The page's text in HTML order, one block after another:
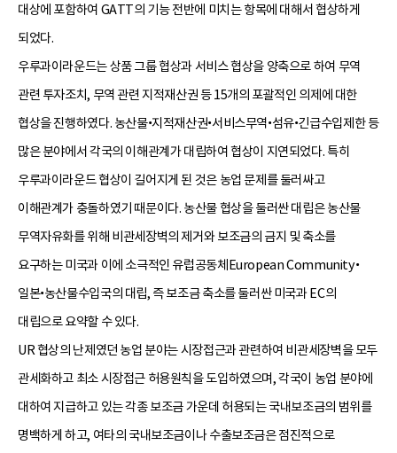
대상에 포함하여 GATT의 기능 전반에 미치는 항목에 대해서 협상하게
되었다.
우루과이라운드는 상품 그룹 협상과 서비스 협상을 양축으로 하여 무역
관련 투자조치, 무역 관련 지적재산권 등 15개의 포괄적인 의제에 대한
협상을 진행하였다. 농산물•지적재산권•서비스무역•섬유•긴급수입제한 등
많은 분야에서 각국의 이해관계가 대립하여 협상이 지연되었다. 특히
우루과이라운드 협상이 길어지게 된 것은 농업 문제를 둘러싸고
이해관계가 충돌하였기 때문이다. 농산물 협상을 둘러싼 대립은 농산물
무역자유화를 위해 비관세장벽의 제거와 보조금의 금지 및 축소를
요구하는 미국과 이에 소극적인 유럽공동체European Community•
일본•농산물수입국의 대립, 즉 보조금 축소를 둘러싼 미국과 EC의
대립으로 요약할 수 있다.
UR 협상의 난제였던 농업 분야는 시장접근과 관련하여 비관세장벽을 모두
관세화하고 최소 시장접근 허용원칙을 도입하였으며, 각국이 농업 분야에
대하여 지급하고 있는 각종 보조금 가운데 허용되는 국내보조금의 범위를
명백하게 하고, 여타의 국내보조금이나 수출보조금은 점진적으로